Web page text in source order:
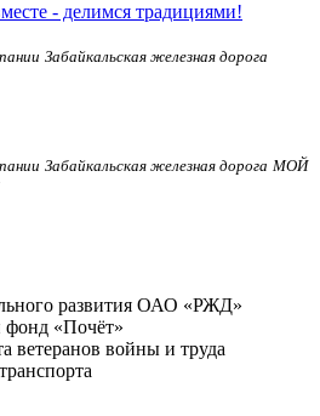
- делимся традициями!
Забайкальская железная дорога
Забайкальская железная дорога МОЙ
развития ОАО «РЖД»
фонд «Почёт»
ветеранов войны и труда